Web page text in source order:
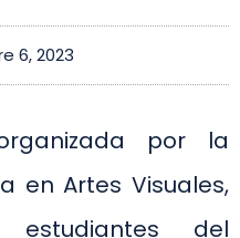
6, 2023
por la
en Artes Visuales,
del